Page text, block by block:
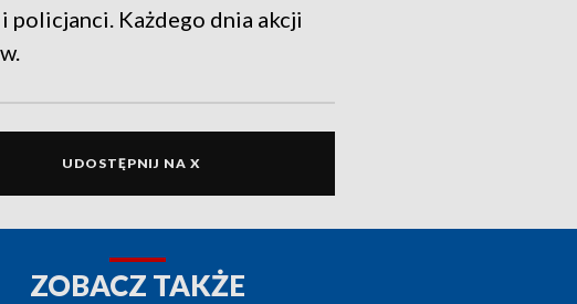
Każdego dnia akcji
UDOSTĘPNIJ NA X
ZOBACZ TAKŻE